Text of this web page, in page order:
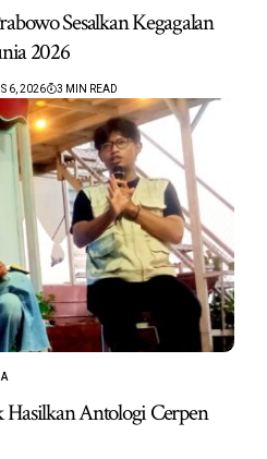
Sesalkan Kegagalan
2026
6, 2026 3 MIN READ
Hasilkan Antologi Cerpen